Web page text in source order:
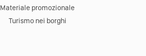
Materiale promozionale
Turismo nei borghi